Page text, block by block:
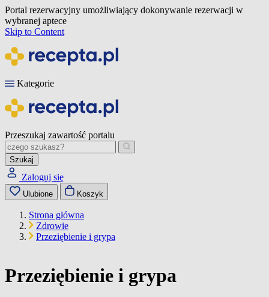
Portal rezerwacyjny umożliwiający dokonywanie rezerwacji w
wybranej aptece
Skip to Content
Kategorie
Przeszukaj zawartość portalu
Szukaj
Zaloguj się
Ulubione Koszyk
Strona główna
Zdrowie
Przeziębienie i grypa
Przeziębienie i grypa